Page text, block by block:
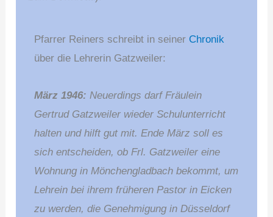
Pfarrer Reiners schreibt in seiner Chronik
über die Lehrerin Gatzweiler:
März 1946: Neuerdings darf Fräulein
Gertrud Gatzweiler wieder Schulunterricht
halten und hilft gut mit. Ende März soll es
sich entscheiden, ob Frl. Gatzweiler eine
Wohnung in Mönchengladbach bekommt, um
Lehrein bei ihrem früheren Pastor in Eicken
zu werden, die Genehmigung in Düsseldorf